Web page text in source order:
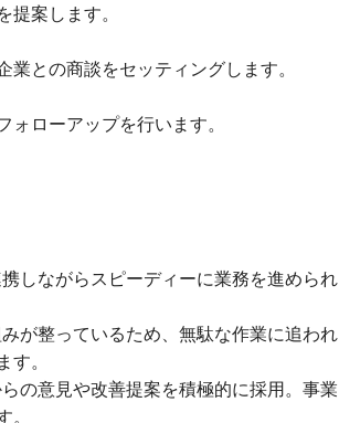
提案します。
との商談をセッティングします。
ォローアップを行います。
しながらスピーディーに業務を進められ
が整っているため、無駄な作業に追われ
す。
の意見や改善提案を積極的に採用。事業
。